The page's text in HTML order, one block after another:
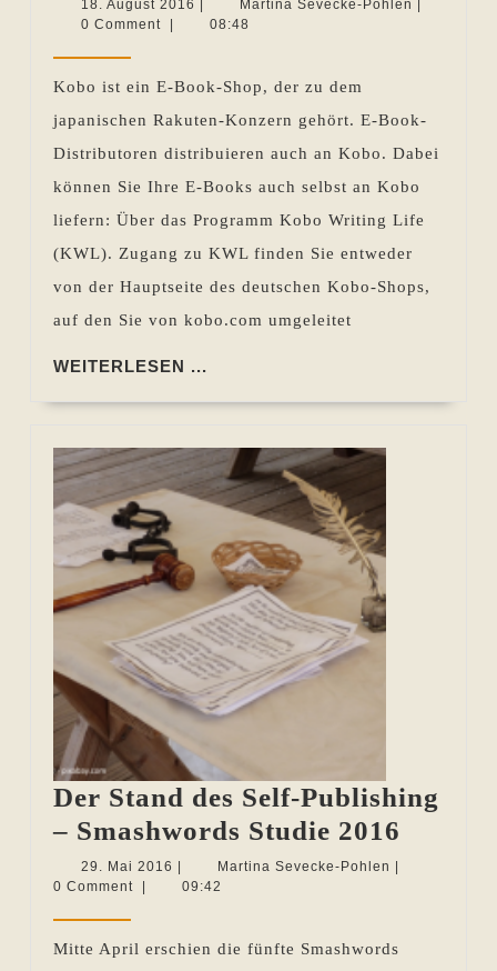
Kobo
Writing
Life
18. August 2016
August
Martina Sevecke-Pohlen
0 Comment
08:48
Kobo ist ein E-Book-Shop, der zu dem
japanischen Rakuten-Konzern gehört. E-Book-
Distributoren distribuieren auch an Kobo. Dabei
können Sie Ihre E-Books auch selbst an Kobo
liefern: Über das Programm Kobo Writing Life
(KWL). Zugang zu KWL finden Sie entweder
von der Hauptseite des deutschen Kobo-Shops,
auf den Sie von kobo.com umgeleitet
WEITERLESEN ...
Der Stand des Self-Publishing
– Smashwords Studie 2016
29. Mai 2016 29.
Mai
| Martina Sevecke-Pohlen Martina
|
0 Comment
| 09:42
Mitte April erschien die fünfte Smashwords